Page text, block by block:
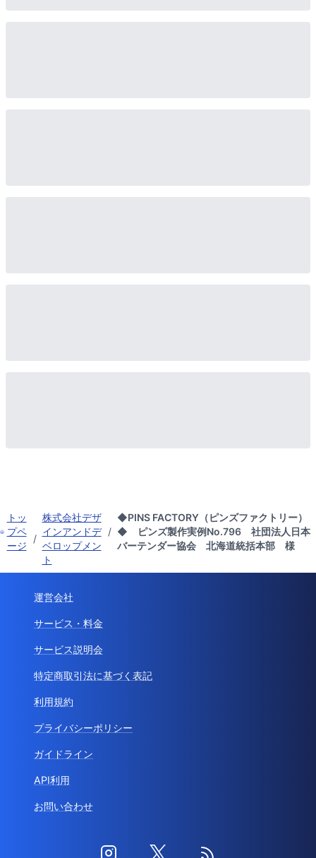
トッ
プペ
ージ
/
株式会社デザ
インアンドデ
ベロップメン
ト
/
◆PINS FACTORY（ピンズファクトリー）
◆ ピンズ製作実例No.796 社団法人日本
バーテンダー協会 北海道統括本部 様
運営会社
サービス・料金
サービス説明会
特定商取引法に基づく表記
利用規約
プライバシーポリシー
ガイドライン
API利用
お問い合わせ